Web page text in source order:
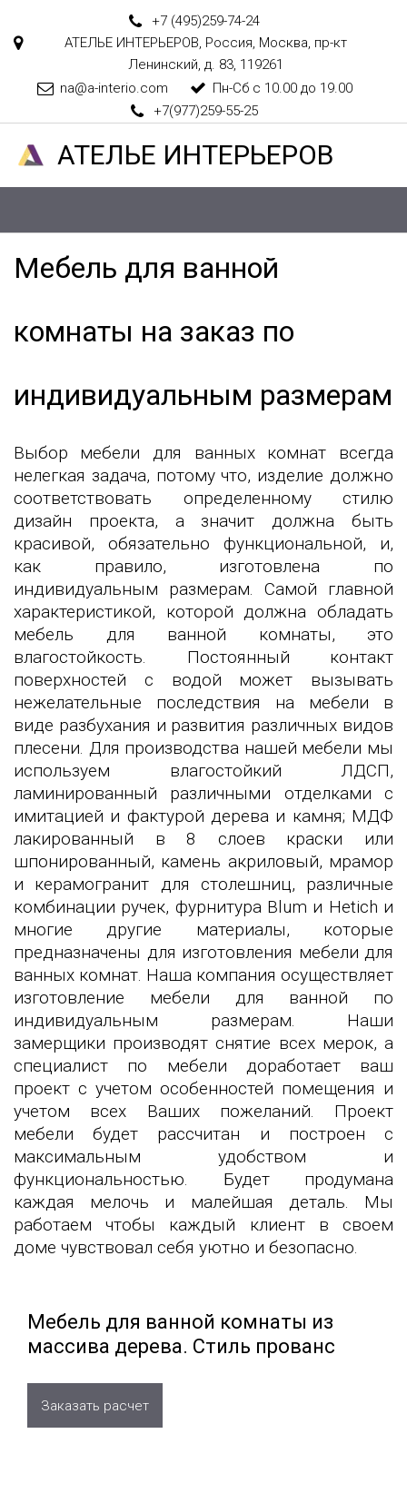
+7 (495)259-74-24
АТЕЛЬЕ ИНТЕРЬЕРОВ, Россия, Москва, пр-кт
Ленинский, д. 83, 119261
na@a-interio.com
Пн-Сб с 10.00 до 19.00
+7(977)259-55-25
АТЕЛ­­­­­­ЬЕ ИНТЕРЬЕРОВ
Мебель для ванной
комнаты на заказ по
индивидуальным размерам
Выбор мебели для ванных комнат всегда
нелегкая задача, потому что, изделие должно
соответствовать определенному стилю
дизайн проекта, а значит должна быть
красивой, обязательно функциональной, и,
как правило, изготовлена по
индивидуальным размерам. Самой главной
характеристикой, которой должна обладать
мебель для ванной комнаты, это
влагостойкость. Постоянный контакт
поверхностей с водой может вызывать
нежелательные последствия на мебели в
виде разбухания и развития различных видов
плесени. Для производства нашей мебели мы
используем влагостойкий ЛДСП,
ламинированный различными отделками с
имитацией и фактурой дерева и камня; МДФ
лакированный в 8 слоев краски или
шпонированный, камень акриловый, мрамор
и керамогранит для столешниц, различные
комбинации ручек, фурнитура Blum и Hetich и
многие другие материалы, которые
предназначены для изготовления мебели для
ванных комнат. Наша компания осуществляет
изготовление мебели для ванной по
индивидуальным размерам. Наши
замерщики производят снятие всех мерок, а
специалист по мебели доработает ваш
проект с учетом особенностей помещения и
учетом всех Ваших пожеланий. Проект
мебели будет рассчитан и построен с
максимальным удобством и
функциональностью. Будет продумана
каждая мелочь и малейшая деталь. Мы
работаем чтобы каждый клиент в своем
доме чувствовал себя уютно и безопасно.
Мебель для ванной комнаты из
массива дерева. Стиль прованс
Заказать расчет